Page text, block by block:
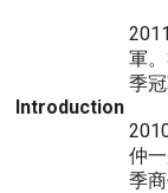
Introduction
軍
季
仲
季